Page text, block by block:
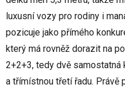
luxusní vozy pro rodiny i
pozicuje jako přímého
který má rovněž dorazit na
2+2+3, tedy dvě
a třímístnou třetí řadu. Právě